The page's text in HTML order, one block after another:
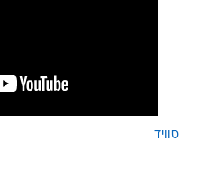
סוויד